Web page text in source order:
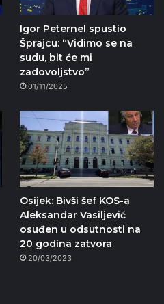
Igor Peternel spustio
Šprajcu: “Vidimo se na
sudu, bit će mi
zadovoljstvo”
01/11/2025
Osijek: Bivši šef KOS-a
Aleksandar Vasiljević
osuđen u odsutnosti na
20 godina zatvora
20/03/2023